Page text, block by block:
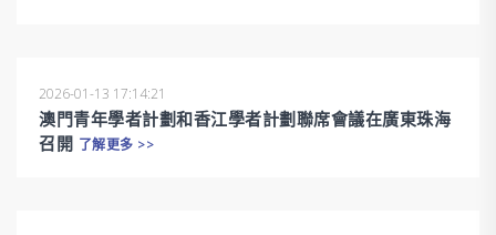
2026-01-13 17:14:21
澳門青年學者計劃和香江學者計劃聯席會議在廣東珠海
召開 了解更多 >>